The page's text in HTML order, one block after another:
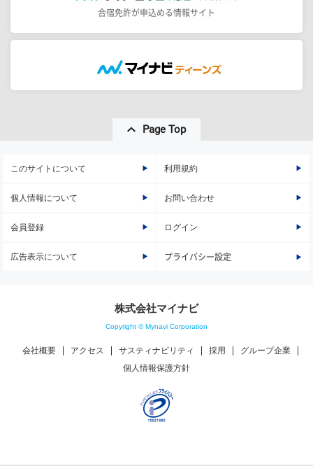
合宿免許が申込める情報サイト
Page Top
このサイトについて 利用規約
個人情報について お問い合わせ
会員登録 ログイン
広告表示について プライバシー設定
株式会社マイナビ
Copyright © Mynavi Corporation
会社概要 アクセス サスティナビリティ 採用
グループ企業
個人情報保護方針